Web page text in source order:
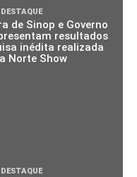
de Sinop e Governo
resultados
inédita realizada
Norte Show